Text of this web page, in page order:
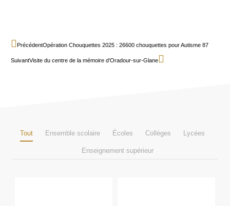
PrécédentOpération Chouquettes 2025 : 26600 chouquettes pour Autisme 87
SuivantVisite du centre de la mémoire d’Oradour-sur-Glane
Tout Ensemble scolaire Écoles Collèges Lycées
Enseignement supérieur